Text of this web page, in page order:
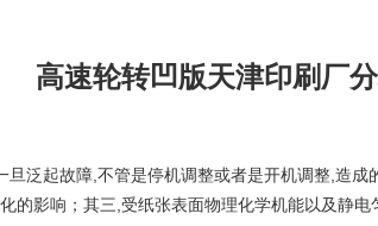
高速轮转凹版天津印刷厂
泛起故障,不管是停机调整或者是开机调整,造
的影响；其三,受纸张表面物理化学机能以及静